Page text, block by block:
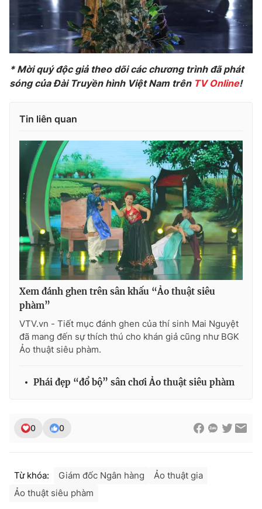
* Mời quý độc giả theo dõi các chương trình đã phát
sóng của Đài Truyền hình Việt Nam trên TV Online!
Tin liên quan
Xem đánh ghen trên sân khấu “Ảo thuật siêu
phàm”
VTV.vn - Tiết mục đánh ghen của thí sinh Mai Nguyệt
đã mang đến sự thích thú cho khán giả cũng như BGK
Ảo thuật siêu phàm.
Phái đẹp “đổ bộ” sân chơi Ảo thuật siêu phàm
0 0
Từ khóa: Giám đốc Ngân hàng
Ảo thuật gia
Ảo thuật siêu phàm